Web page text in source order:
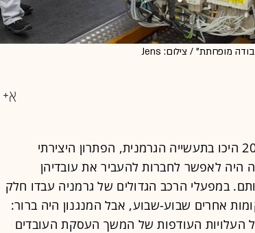
מפעל של פולקסווגן בגרמניה. כל עובדי המפעל עברו לתוכנית "עבודה מופחתת" / צילום: Jens
כשהשלכות המשבר הכלכלי של 2008 היכו בתעשייה הגרמנית, הפתרון היצירתי
לאפשר לחברות להעביר את עובדיהן
במפעלי הרכב הגדולים של גרמניה עבדו חלק
אחרים שבוע-שבוע, אבל המנגנון היה ברור:
העודפות של המשך העסקת העובדים